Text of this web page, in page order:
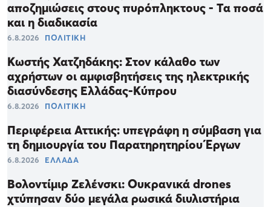
αποζημιώσεις στους πυρόπληκτους - Τα ποσά
και η διαδικασία
6.8.2026 ΠΟΛΙΤΙΚΗ
Κωστής Χατζηδάκης: Στον κάλαθο των
αχρήστων οι αμφισβητήσεις της ηλεκτρικής
διασύνδεσης Ελλάδας-Κύπρου
6.8.2026 ΠΟΛΙΤΙΚΗ
Περιφέρεια Αττικής: υπεγράφη η σύμβαση για
τη δημιουργία του Παρατηρητηρίου Έργων
6.8.2026 ΕΛΛΑΔΑ
Βολοντίμιρ Ζελένσκι: Ουκρανικά drones
χτύπησαν δύο μεγάλα ρωσικά διυλιστήρια